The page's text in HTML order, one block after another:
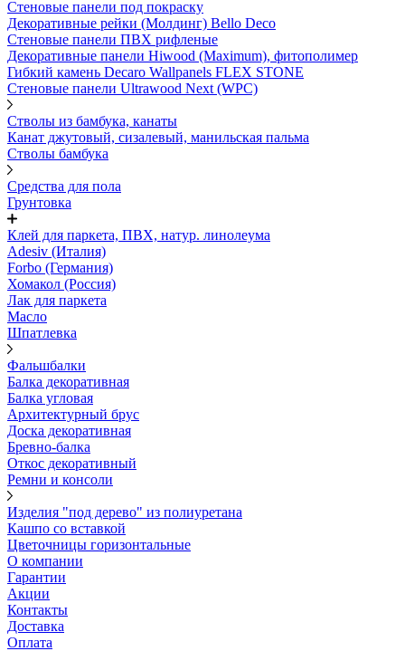
Стеновые панели под покраску
Декоративные рейки (Молдинг) Bello Deco
Стеновые панели ПВХ рифленыe
Декоративные панели Hiwood (Maximum), фитополимер
Гибкий камень Decaro Wallpanels FLEX STONE
Стеновые панели Ultrawood Next (WPC)
Стволы из бамбука, канаты
Канат джутовый, сизалевый, манильская пальма
Стволы бамбука
Средства для пола
Грунтовка
Клей для паркета, ПВХ, натур. линолеума
Adesiv (Италия)
Forbo (Германия)
Хомакол (Россия)
Лак для паркета
Масло
Шпатлевка
Фальшбалки
Балка декоративная
Балка угловая
Архитектурный брус
Доска декоративная
Бревно-балка
Откос декоративный
Ремни и консоли
Изделия "под дерево" из полиуретана
Кашпо со вставкой
Цветочницы горизонтальные
О компании
Гарантии
Акции
Контакты
Доставка
Оплата